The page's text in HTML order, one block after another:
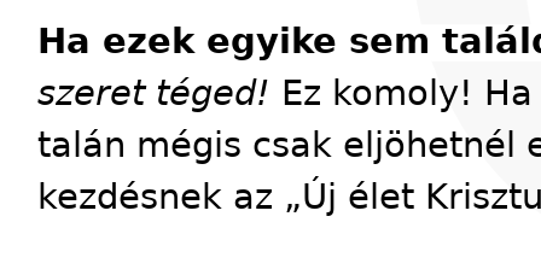
Ha ezek egyike sem
szeret téged! Ez komoly!
talán mégis csak eljöhetnél
kezdésnek az „Új élet